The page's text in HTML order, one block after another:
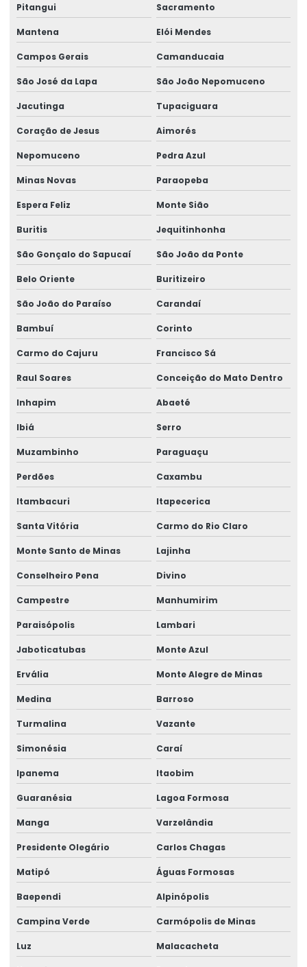
Serviço De Reforma De Pontes Rolantes
Serviços Especializados Em Reforma De Pontes Rolantes
Sinalizador áudio visual
Sistema De Içamento Com Trole Motorizado
Talha De Cabo De Aço Eletrônica
Talha De Cinta Aço Carbono
Talha De Cinta Elétrica Aço Carbono Versátil
Talha Elétrica
Talha Elétrica 125 Kg A 5 Toneladas
Talha Elétrica Aço Carbono
Talha Elétrica Aço Inox
Talha Elétrica Aço Inox Para Setores Críticos
Talha Elétrica Aço Inoxidável
Talha Elétrica Baixa Altura
Talha Elétrica Com Capacidade Até 5 Toneladas
Talha Elétrica Com Controle Inteligente
Talha Elétrica Com Inversor De Frequência
Talha Elétrica Com Trole Incorporado
Talha Elétrica Compacta Para Indústria
Talha elétrica de corrente
Talha Elétrica Fixa Com Monitoramento
Talha Elétrica Industrial
Talha Elétrica Inox Para Movimentação Horizontal
Talha Elétrica Nova
Talha Elétrica Para Indústria Alimentícia
Talha Elétrica Para Indústrias Diversas
Talha Elétrica Para Movimentação De Cargas
Talha elétrica para ponte rolante
Talha Elétrica Resistente A Corrosão Para Indústria
Talha Fixa Aço Carbono
Pitangui Sacramento
Mantena Elói Mendes
Campos Gerais Camanducaia
São José da Lapa São João Nepomuceno
Jacutinga Tupaciguara
Coração de Jesus Aimorés
Nepomuceno Pedra Azul
Minas Novas Paraopeba
Espera Feliz Monte Sião
Buritis Jequitinhonha
São Gonçalo do Sapucaí São João da Ponte
Belo Oriente Buritizeiro
São João do Paraíso Carandaí
Bambuí Corinto
Carmo do Cajuru Francisco Sá
Raul Soares Conceição do Mato Dentro
Inhapim Abaeté
Ibiá Serro
Muzambinho Paraguaçu
Perdões Caxambu
Itambacuri Itapecerica
Santa Vitória Carmo do Rio Claro
Monte Santo de Minas Lajinha
Conselheiro Pena Divino
Campestre Manhumirim
Paraisópolis Lambari
Jaboticatubas Monte Azul
Ervália Monte Alegre de Minas
Medina Barroso
Turmalina Vazante
Simonésia Caraí
Ipanema Itaobim
Guaranésia Lagoa Formosa
Manga Varzelândia
Presidente Olegário Carlos Chagas
Matipó Águas Formosas
Baependi Alpinópolis
Campina Verde Carmópolis de Minas
Luz Malacacheta